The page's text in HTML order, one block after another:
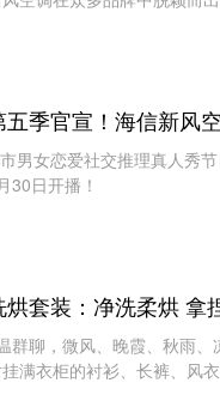
五季官宣！海信新风
男女恋爱社交推理真人秀
30日开播！
套装：净洗柔烘 拿
群聊，微风、晚霞、秋雨
满衣柜的衬衫、长裤、风